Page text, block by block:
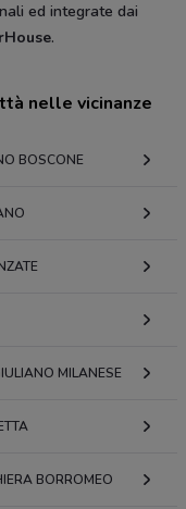
ed integrate dai
.
nelle vicinanze
BOSCONE
MILANESE
BORROMEO